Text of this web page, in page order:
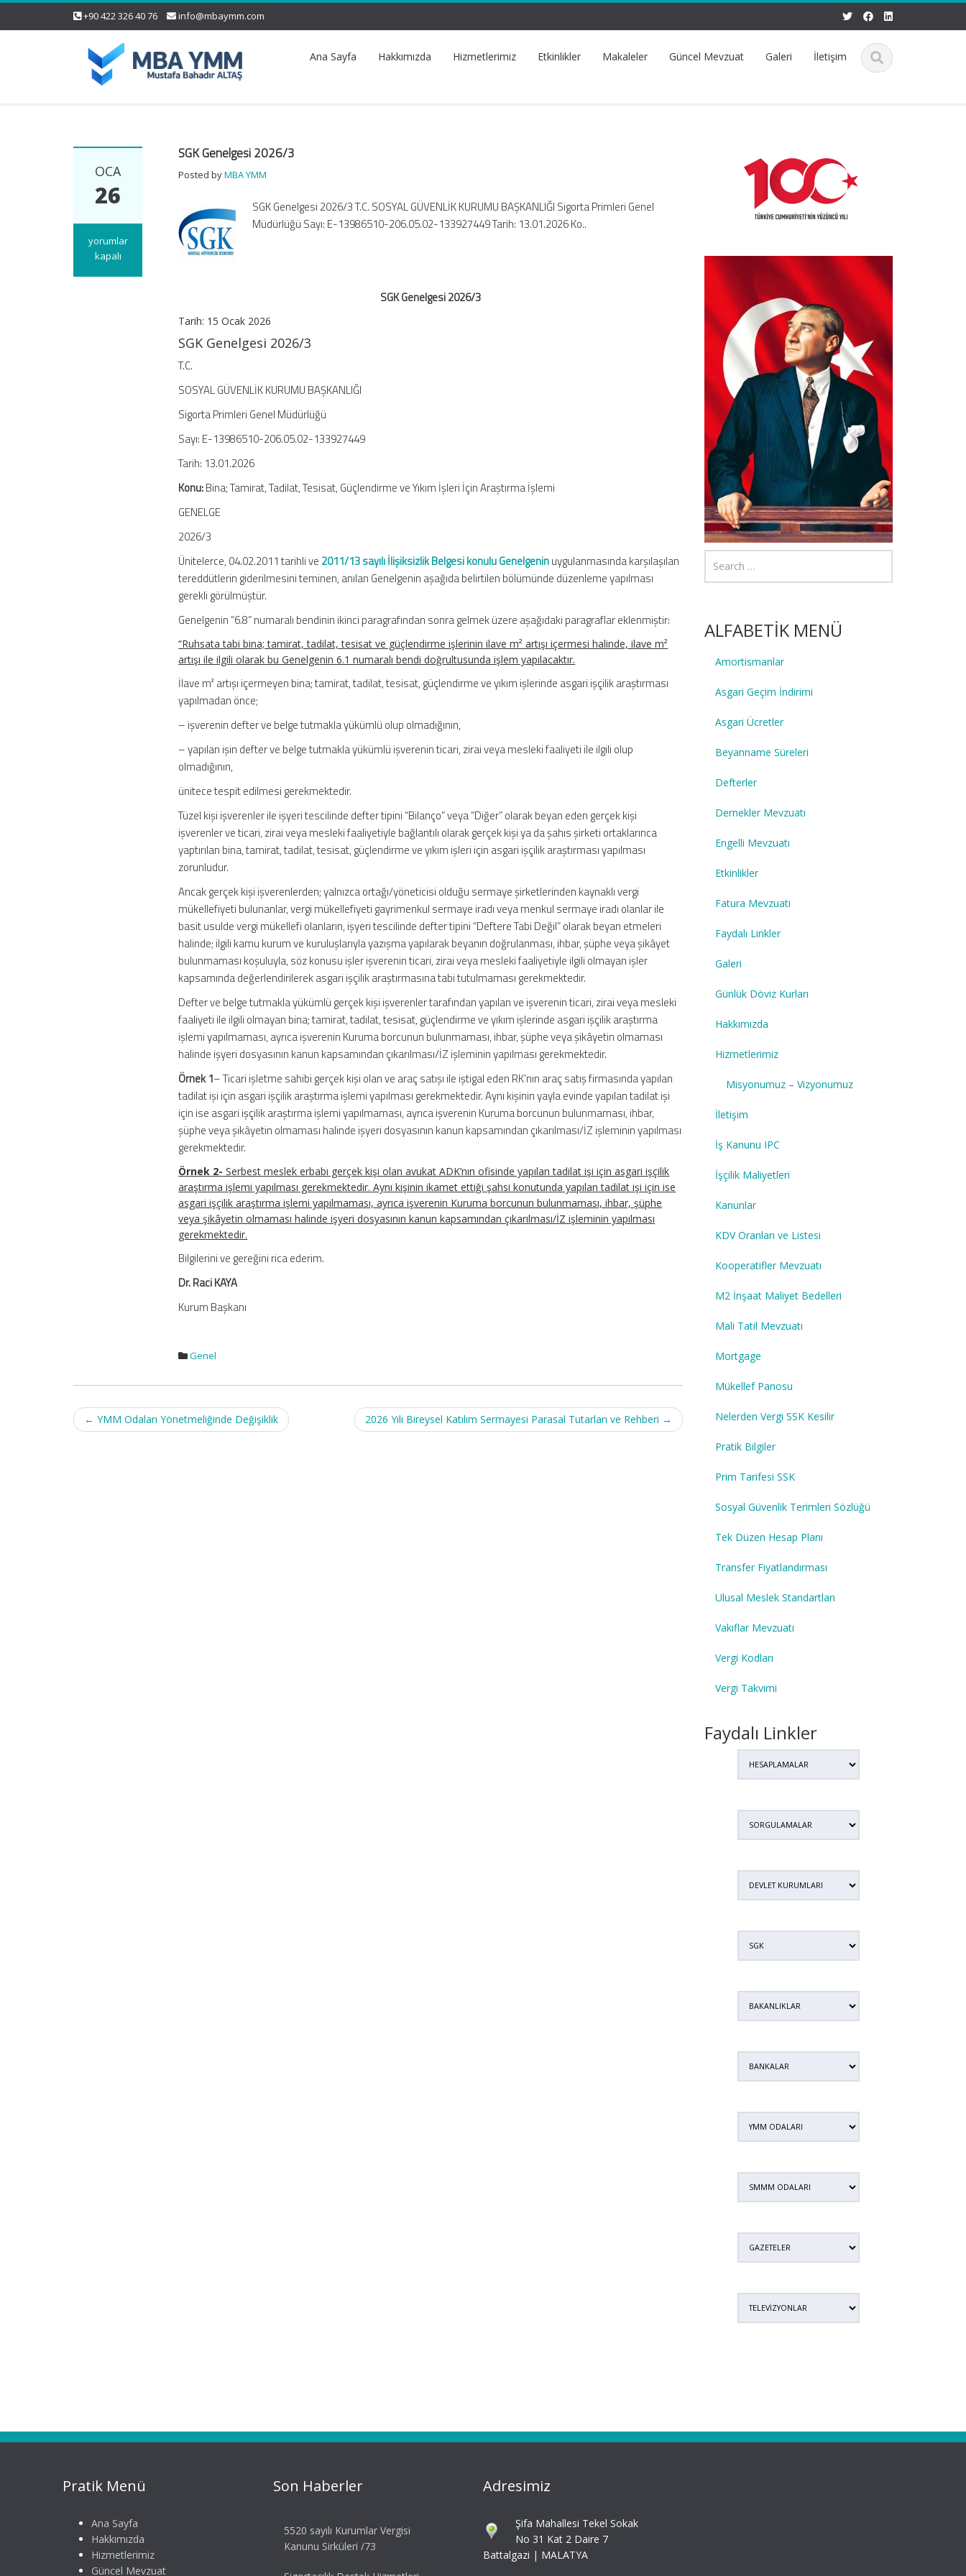
+90 422 326 40 76 info@mbaymm.com
Ana Sayfa Hakkımızda Hizmetlerimiz Etkinlikler Makaleler Güncel Mevzuat Galeri İletişim
OCA
26
SGK
Genelgesi
yorumlar
kapalı
SGK Genelgesi 2026/3
Posted byMBA YMM
SGK Genelgesi 2026/3 T.C. SOSYAL GÜVENLİK KURUMU BAŞKANLIĞI Sigorta Primleri Genel
Müdürlüğü Sayı: E-13986510-206.05.02-133927449 Tarih: 13.01.2026 Ko..
SGK Genelgesi 2026/3
Tarih: 15 Ocak 2026
SGK Genelgesi 2026/3
T.C.
SOSYAL GÜVENLİK KURUMU BAŞKANLIĞI
Sigorta Primleri Genel Müdürlüğü
Sayı: E-13986510-206.05.02-133927449
Tarih: 13.01.2026
Konu:Bina; Tamirat, Tadilat, Tesisat, Güçlendirme ve Yıkım İşleri İçin Araştırma İşlemi
GENELGE
2026/3
Ünitelerce, 04.02.2011 tarihli ve 2011/13 sayılı İlişiksizlik Belgesi konulu Genelgeninuygulanmasında karşılaşılan
tereddütlerin giderilmesini teminen, anılan Genelgenin aşağıda belirtilen bölümünde düzenleme yapılması
gerekli görülmüştür.
Genelgenin “6.8” numaralı bendinin ikinci paragrafından sonra gelmek üzere aşağıdaki paragraflar eklenmiştir:
“Ruhsata tabi bina; tamirat, tadilat, tesisat ve güçlendirme işlerinin ilave m² artışı içermesi halinde, ilave m²
artışı ile ilgili olarak bu Genelgenin 6.1 numaralı bendi doğrultusunda işlem yapılacaktır.
İlave m² artışı içermeyen bina; tamirat, tadilat, tesisat, güçlendirme ve yıkım işlerinde asgari işçilik araştırması
yapılmadan önce;
– işverenin defter ve belge tutmakla yükümlü olup olmadığının,
– yapılan işin defter ve belge tutmakla yükümlü işverenin ticari, zirai veya mesleki faaliyeti ile ilgili olup
olmadığının,
ünitece tespit edilmesi gerekmektedir.
Tüzel kişi işverenler ile işyeri tescilinde defter tipini “Bilanço” veya “Diğer” olarak beyan eden gerçek kişi
işverenler ve ticari, zirai veya mesleki faaliyetiyle bağlantılı olarak gerçek kişi ya da şahıs şirketi ortaklarınca
yaptırılan bina, tamirat, tadilat, tesisat, güçlendirme ve yıkım işleri için asgari işçilik araştırması yapılması
zorunludur.
Ancak gerçek kişi işverenlerden; yalnızca ortağı/yöneticisi olduğu sermaye şirketlerinden kaynaklı vergi
mükellefiyeti bulunanlar, vergi mükellefiyeti gayrimenkul sermaye iradı veya menkul sermaye iradı olanlar ile
basit usulde vergi mükellefi olanların, işyeri tescilinde defter tipini “Deftere Tabi Değil” olarak beyan etmeleri
halinde; ilgili kamu kurum ve kuruluşlarıyla yazışma yapılarak beyanın doğrulanması, ihbar, şüphe veya şikâyet
bulunmaması koşuluyla, söz konusu işler işverenin ticari, zirai veya mesleki faaliyetiyle ilgili olmayan işler
kapsamında değerlendirilerek asgari işçilik araştırmasına tabi tutulmaması gerekmektedir.
Defter ve belge tutmakla yükümlü gerçek kişi işverenler tarafından yapılan ve işverenin ticari, zirai veya mesleki
faaliyeti ile ilgili olmayan bina; tamirat, tadilat, tesisat, güçlendirme ve yıkım işlerinde asgari işçilik araştırma
işlemi yapılmaması, ayrıca işverenin Kuruma borcunun bulunmaması, ihbar, şüphe veya şikâyetin olmaması
halinde işyeri dosyasının kanun kapsamından çıkarılması/İZ işleminin yapılması gerekmektedir.
Örnek 1– Ticari işletme sahibi gerçek kişi olan ve araç satışı ile iştigal eden RK’nın araç satış firmasında yapılan
tadilat işi için asgari işçilik araştırma işlemi yapılması gerekmektedir. Aynı kişinin yayla evinde yapılan tadilat işi
için ise asgari işçilik araştırma işlemi yapılmaması, ayrıca işverenin Kuruma borcunun bulunmaması, ihbar,
şüphe veya şikâyetin olmaması halinde işyeri dosyasının kanun kapsamından çıkarılması/İZ işleminin yapılması
gerekmektedir.
Örnek 2- Serbest meslek erbabı gerçek kişi olan avukat ADK’nın ofisinde yapılan tadilat işi için asgari işçilik
araştırma işlemi yapılması gerekmektedir. Aynı kişinin ikamet ettiği şahsi konutunda yapılan tadilat işi için ise
asgari işçilik araştırma işlemi yapılmaması, ayrıca işverenin Kuruma borcunun bulunmaması, ihbar, şüphe
veya şikâyetin olmaması halinde işyeri dosyasının kanun kapsamından çıkarılması/İZ işleminin yapılması
gerekmektedir.
Bilgilerini ve gereğini rica ederim.
Dr. Raci KAYA
Kurum Başkanı
Genel
Post
navigation
← YMM Odaları Yönetmeliğinde Değişiklik 2026 Yılı Bireysel Katılım Sermayesi Parasal Tutarları ve Rehberi →
ALFABETİK MENÜ
Amortismanlar
Asgari Geçim İndirimi
Asgari Ücretler
Beyanname Süreleri
Defterler
Dernekler Mevzuatı
Engelli Mevzuatı
Etkinlikler
Fatura Mevzuatı
Faydalı Linkler
Galeri
Günlük Döviz Kurları
Hakkımızda
Hizmetlerimiz
Misyonumuz – Vizyonumuz
İletişim
İş Kanunu IPC
İşçilik Maliyetleri
Kanunlar
KDV Oranları ve Listesi
Kooperatifler Mevzuatı
M2 İnşaat Maliyet Bedelleri
Mali Tatil Mevzuatı
Mortgage
Mükellef Panosu
Nelerden Vergi SSK Kesilir
Pratik Bilgiler
Prim Tarifesi SSK
Sosyal Güvenlik Terimleri Sözlüğü
Tek Düzen Hesap Planı
Transfer Fiyatlandırması
Ulusal Meslek Standartları
Vakıflar Mevzuatı
Vergi Kodları
Vergi Takvimi
Faydalı Linkler
Pratik Menü
Ana Sayfa
Hakkımızda
Hizmetlerimiz
Güncel Mevzuat
Son Haberler
5520 sayılı Kurumlar Vergisi
Kanunu Sirküleri /73
Adresimiz
Şifa Mahallesi Tekel Sokak
No 31 Kat 2 Daire 7
Battalgazi | MALATYA